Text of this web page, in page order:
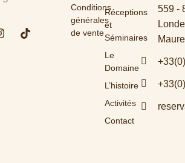
Réceptions
et
Séminaires
Le
Domaine
L’histoire
Activités
Contact
Conditions
générales
de vente
559 -